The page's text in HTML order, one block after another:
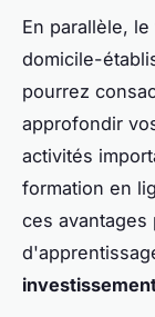
En parallèle,
domicile-
pourrez
approfondir
activités
formation en
ces